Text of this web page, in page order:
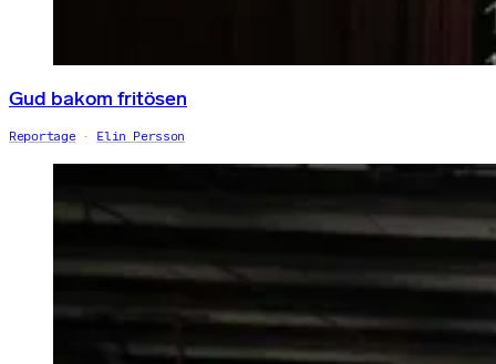
Gud bakom fritösen
Reportage Elin Persson